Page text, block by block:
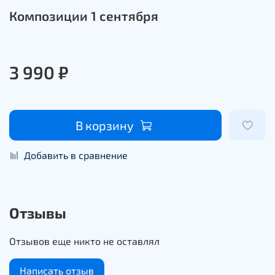
Композиции 1 сентября
3 990 ₽
В корзину
Добавить в сравнение
Отзывы
Отзывов еще никто не оставлял
Написать отзыв